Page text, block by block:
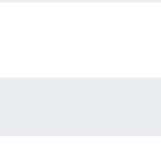
chiave per gli investitori